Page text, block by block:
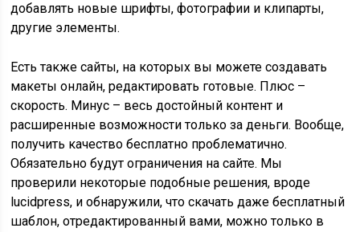
добавлять новые шрифты, фотографии и клипарты,
другие элементы.
Есть также сайты, на которых вы можете создавать
макеты онлайн, редактировать готовые. Плюс –
скорость. Минус – весь достойный контент и
расширенные возможности только за деньги. Вообще,
получить качество бесплатно проблематично.
Обязательно будут ограничения на сайте. Мы
проверили некоторые подобные решения, вроде
lucidpress, и обнаружили, что скачать даже бесплатный
шаблон, отредактированный вами, можно только в